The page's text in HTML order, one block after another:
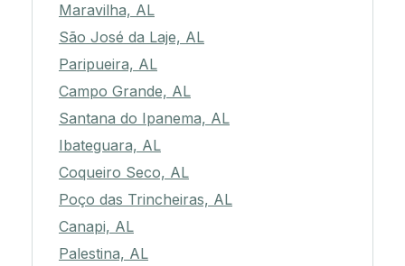
Maravilha, AL
São José da Laje, AL
Paripueira, AL
Campo Grande, AL
Santana do Ipanema, AL
Ibateguara, AL
Coqueiro Seco, AL
Poço das Trincheiras, AL
Canapi, AL
Palestina, AL